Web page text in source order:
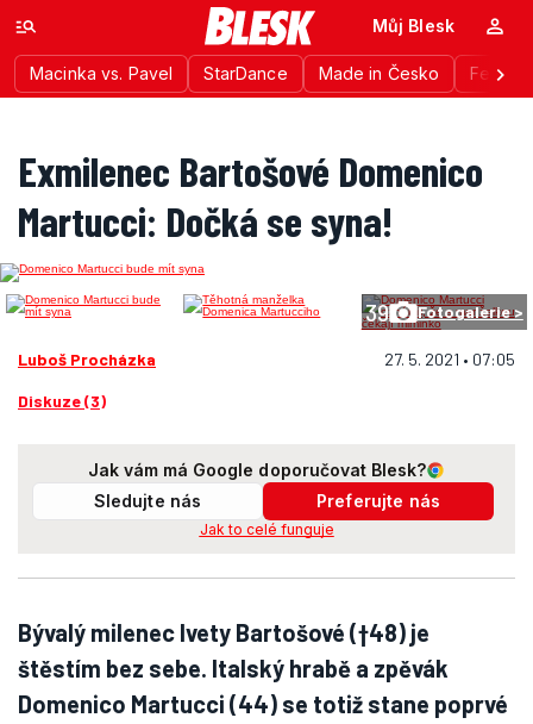
Macinka vs. Pavel StarDance Made in Česko
Můj Blesk
Exmilenec Bartošové Domenico
Martucci: Dočká se syna!
39 Fotogalerie >
Luboš Procházka 27. 5. 2021 • 07:05
Diskuze (3)
Jak vám má Google doporučovat Blesk?
Sledujte nás
Preferujte nás
Jak to celé funguje
Bývalý milenec Ivety Bartošové (†48) je
štěstím bez sebe. Italský hrabě a zpěvák
Domenico Martucci (44) se totiž stane poprvé